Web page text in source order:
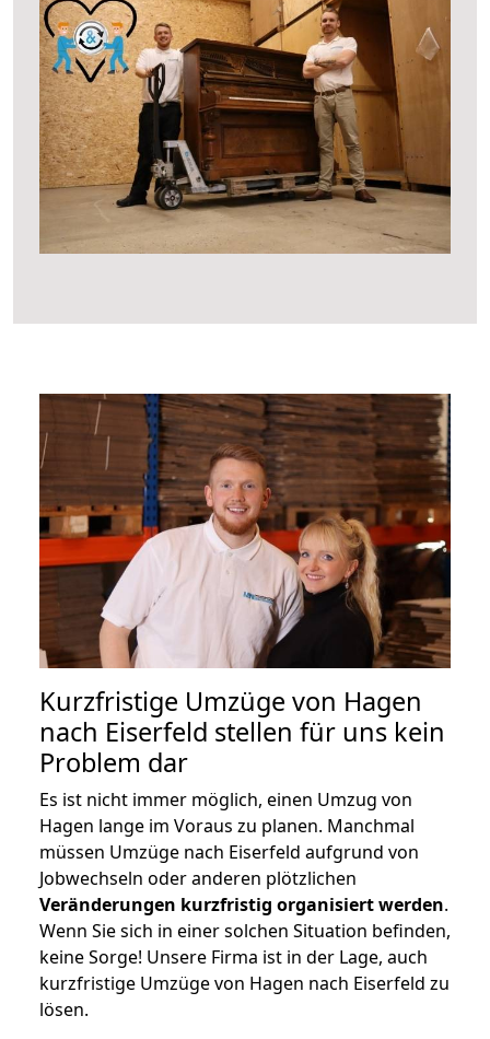
Kurzfristige Umzüge von Hagen
nach Eiserfeld stellen für uns kein
Problem dar
Es ist nicht immer möglich, einen Umzug von
Hagen lange im Voraus zu planen. Manchmal
müssen Umzüge nach Eiserfeld aufgrund von
Jobwechseln oder anderen plötzlichen
Veränderungen kurzfristig organisiert werden.
Wenn Sie sich in einer solchen Situation befinden,
keine Sorge! Unsere Firma ist in der Lage, auch
kurzfristige Umzüge von Hagen nach Eiserfeld zu
lösen.